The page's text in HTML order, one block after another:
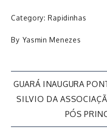
Category:Rapidinhas
By Yasmin Menezes
GUARÁ INAUGURA
SILVIO DA
PÓS